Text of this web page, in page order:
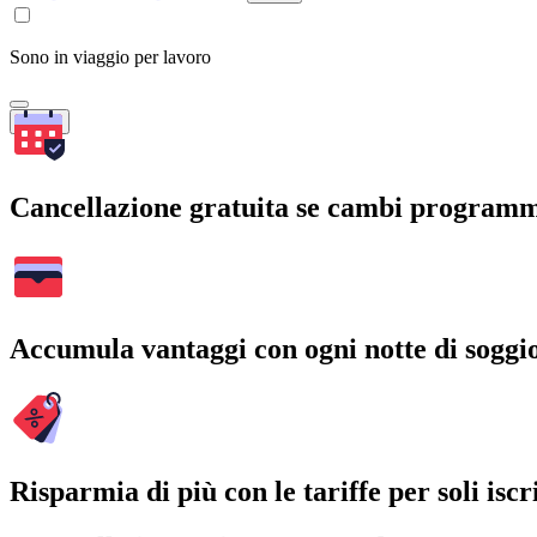
Sono in viaggio per lavoro
Cerca
Cancellazione gratuita se cambi
Accumula vantaggi con ogni notte di
Risparmia di più con le tariffe per soli